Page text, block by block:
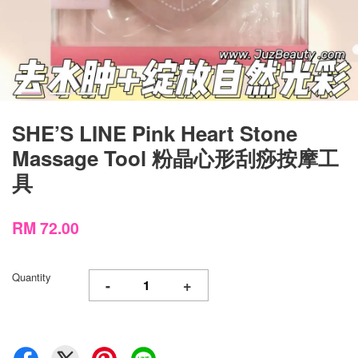
SHE’S LINE Pink Heart Stone
Massage Tool 粉晶心形刮痧按摩工
具
RM 72.00
Quantity - +